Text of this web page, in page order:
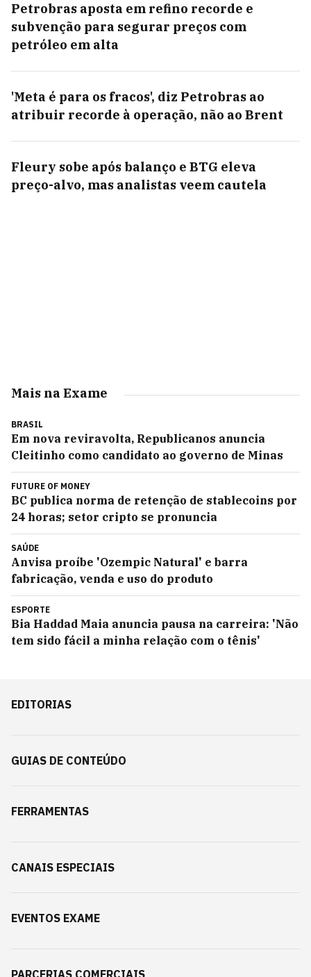
Petrobras aposta em refino recorde e
subvenção para segurar preços com
petróleo em alta
'Meta é para os fracos', diz Petrobras ao
atribuir recorde à operação, não ao Brent
Fleury sobe após balanço e BTG eleva
preço-alvo, mas analistas veem cautela
Mais na Exame
BRASIL
Em nova reviravolta, Republicanos anuncia
Cleitinho como candidato ao governo de Minas
FUTURE OF MONEY
BC publica norma de retenção de stablecoins por
24 horas; setor cripto se pronuncia
SAÚDE
Anvisa proíbe 'Ozempic Natural' e barra
fabricação, venda e uso do produto
ESPORTE
Bia Haddad Maia anuncia pausa na carreira: 'Não
tem sido fácil a minha relação com o tênis'
EDITORIAS
GUIAS DE CONTEÚDO
FERRAMENTAS
CANAIS ESPECIAIS
EVENTOS EXAME
PARCERIAS COMERCIAIS